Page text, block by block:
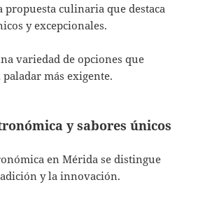
propuesta culinaria que destaca
y excepcionales.
variedad de opciones que
más exigente.
y sabores únicos
en Mérida se distingue
y la innovación.